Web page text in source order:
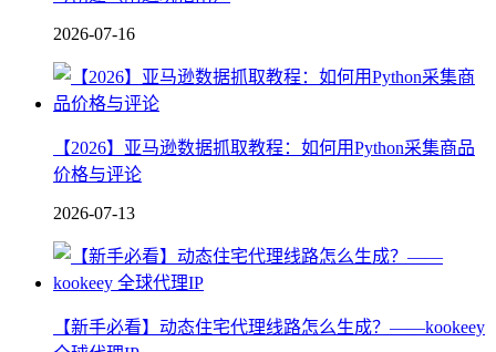
2026-07-16
【2026】亚马逊数据抓取教程：如何用Python采集商品
价格与评论
2026-07-13
【新手必看】动态住宅代理线路怎么生成？——kookeey